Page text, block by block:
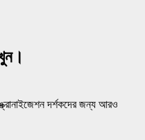
দর্শকদের জন্য আরও